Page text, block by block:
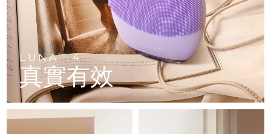
LUNATM4
真實有效
LUNA™ 4 go
For travel or gym bag
LUNA™護膚
Premium cleansers & balm
BEAR™ 設備
All premium facelift devices
UFO™ 3 go
Portable red light therapy
面膜
Rejuvenation & hydration
issa™ 4 baby
For ages 0-3
issa™ Teeth Whitening Set
FAQ™ 102
Advanced clinical anti-aging
FAQ™ 103
Luxurious clinical anti-aging set
FAQ™ 202
LED mask
FAQ™ 211
Anti-aging neck & décolleté LED mask
生髮
FAQ™ 301
LED hair strengthening scalp massager
FAQ™ Scalp Serum
Scalp recovery probiotic serum
肌膚年輕化
FAQ™ 501
Full-Spectrum Red Light Therapy
FAQ™ 502
Full-Spectrum Red Light Therapy
保健品
NEW
專業治療
克羅埃西亞 預計送達日期8/10/26
賽普勒斯 預計送達日期8/11/26
捷克 預計送達日期
丹麥 預計送達日期8/10/26